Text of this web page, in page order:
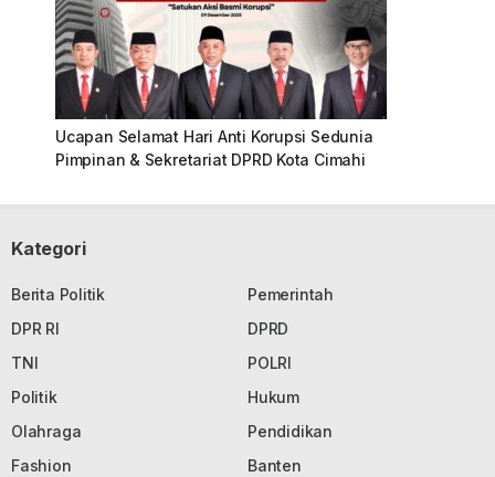
Ucapan Selamat Hari Anti Korupsi Sedunia
Pimpinan & Sekretariat DPRD Kota Cimahi
Kategori
Berita Politik
Pemerintah
DPR RI
DPRD
TNI
POLRI
Politik
Hukum
Olahraga
Pendidikan
Fashion
Banten